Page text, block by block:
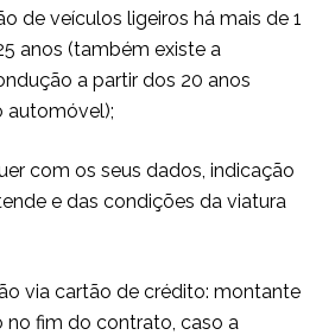
de veículos ligeiros há mais de 1
anos (também existe a
a partir dos 20 anos
automóvel);
com os seus dados, indicação
e das condições da viatura
via cartão de crédito: montante
no fim do contrato, caso a